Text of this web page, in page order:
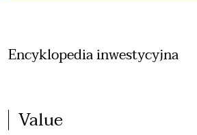
Encyklopedia inwestycyjna
Value